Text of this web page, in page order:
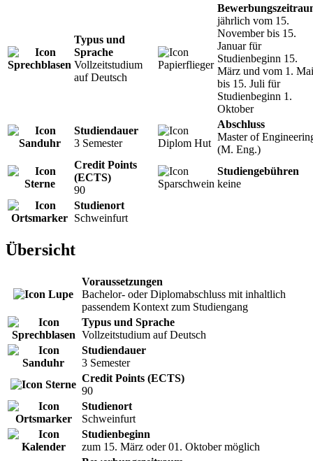
Typus und
Sprache
Vollzeitstudium
auf Deutsch
jährlich vom 15.
November bis 15.
Januar für
Studienbeginn 15.
März und vom 1. Mai
bis 15. Juli für
Studienbeginn 1.
Oktober
Studiendauer
3 Semester
Abschluss
Master of
(M. Eng.)
Credit Points
(ECTS)
90
Studiengebühren
keine
Studienort
Schweinfurt
Übersicht
Voraussetzungen
Bachelor- oder Diplomabschluss mit inhaltlich
passendem Kontext zum Studiengang
Typus und Sprache
Vollzeitstudium auf Deutsch
Studiendauer
3 Semester
Credit Points (ECTS)
90
Studienort
Schweinfurt
Studienbeginn
zum 15. März oder 01. Oktober möglich